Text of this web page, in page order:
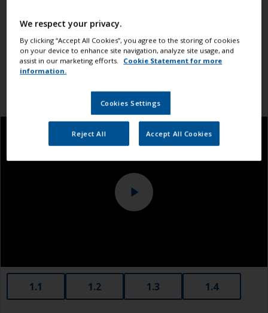
1.1 1.2 1.3 1.4
We respect your privacy.
By clicking “Accept All Cookies”, you agree to the storing of cookies
on your device to enhance site navigation, analyze site usage, and
assist in our marketing efforts.
Cookie Statement for more
information.
Cookies Settings
Reject All Accept All Cookies